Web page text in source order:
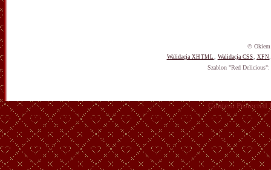
© Okiem
Walidacja XHTML Walidacja CSS XFN
Szablon "Red Delicious":
Content Protected